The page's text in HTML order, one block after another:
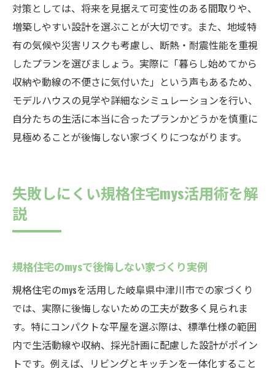
対策としては、将来を見据えて可変性のある間取りや、
増築しやすい設計を選ぶことが大切です。また、地域特
有の気候や災害リスクも考慮し、断熱・耐震性能を重視
したプランを選びましょう。実際に「暮らし始めてから
収納や動線の不便さに気付いた」という声もあるため、
モデルハウスの見学や詳細なシミュレーションを行い、
自分たちの生活に本当に合ったプランかどうかを慎重に
見極めることが後悔しない家づくりにつながります。
失敗しにくい規格住宅mys活用術を解
説
規格住宅のmysで後悔しない家づくり実例
規格住宅のmysを活用した岐阜県中津川市での家づくり
では、実際に後悔しないための工夫が数多く見られま
す。特にコンパクトな平屋を選ぶ際は、標準仕様の範囲
内で生活動線や収納、採光計画に配慮した設計がポイン
トです。例えば、リビングとキッチンを一体化すること